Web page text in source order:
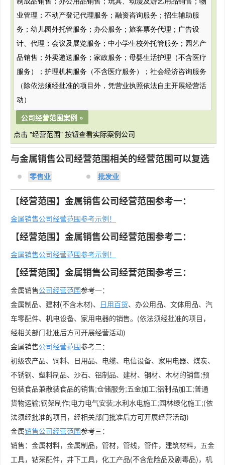
业管理；不动产登记代理服务；融资咨询服务；招生辅助服
务；幼儿园外托管服务；办公服务；旅客票务代理；广告设
计、代理；会议及展览服务；中小学生校外托管服务；园艺产
品销售；外卖递送服务；家政服务；母婴生活护理（不含医疗
服务）；护理机构服务（不含医疗服务）；社会经济咨询服务
（除依法须经批准的项目外，凭营业执照依法自主开展经营活
动）
公司经营范围案例 »
点击 "经营范围" 按钮查看实际案例公司
与金属销售公司经营范围相关的经营范围可以复选
零售业 批发业
【经营范围】金属销售公司经营范围参考一：
金属销售公司经营范围参考示例！
【经营范围】金属销售公司经营范围参考二：
金属销售公司经营范围参考示例！
【经营范围】金属销售公司经营范围参考三：
金属销售公司经营范围参考一：
金属制品、建材(不含木材)、 日用百货、办公用品、文体用品、汽
车零配件、机电设备、家用电器的销售。(依法须经批准的项目，
经相关部门批准后方可开展经营活动)
金属销售公司经营范围参考二：
初级农产品、饲料、日用品、电缆、电信设备、家用电器、煤炭、
不锈钢、塑料制品、沙石、铝制品、建材、钢材、木材的销售;预
包装食品兼散装食品的销售;仓储服务;五金加工;铝制品加工;普通
货物运输;钢架制作;电力电气安装;水利水电施工;园林绿化施工;(依
法须经批准的项目，经相关部门批准后方可开展经营活动)
金属销售公司经营范围参考三：
销售：金属材料，金属制品，管材，管线，管件，建筑材料，五金
工具，钻采配件，井下工具，化工产品(不含危险品及剧毒品)，机